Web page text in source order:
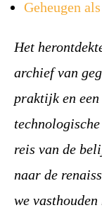
Geheugen
Het
archief van
praktijk en een
reis van de
naar de
we